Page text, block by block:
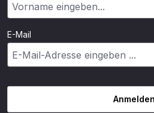
E-Mail
Anmelden